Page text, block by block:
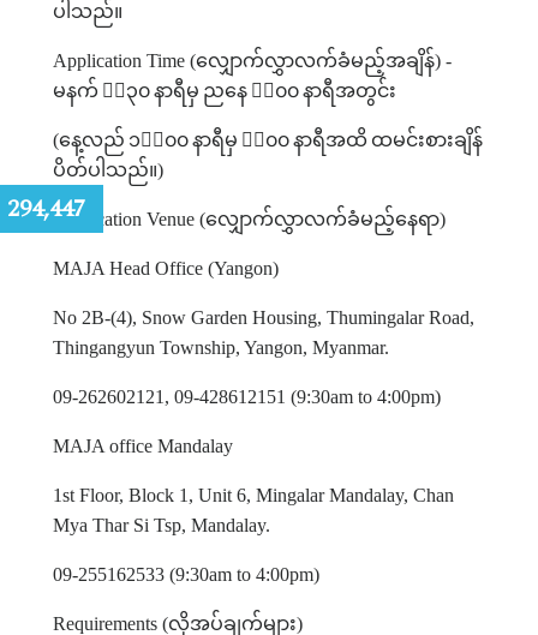
ပါသည်။
Application Time (လျှောက်လွှာလက်ခံမည့်အချိန်) -
မနက် ၉း၃၀ နာရီမှ ညနေ ၄း၀၀ နာရီအတွင်း
(နေ့လည် ၁၂း၀၀ နာရီမှ ၁း၀၀ နာရီအထိ ထမင်းစားချိန်
ပိတ်ပါသည်။)
Application Venue (လျှောက်လွှာလက်ခံမည့်နေရာ)
MAJA Head Office (Yangon)
No 2B-(4), Snow Garden Housing, Thumingalar Road,
Thingangyun Township, Yangon, Myanmar.
09-262602121, 09-428612151 (9:30am to 4:00pm)
MAJA office Mandalay
1st Floor, Block 1, Unit 6, Mingalar Mandalay, Chan
Mya Thar Si Tsp, Mandalay.
09-255162533 (9:30am to 4:00pm)
Requirements (လိုအပ်ချက်များ)
294,447